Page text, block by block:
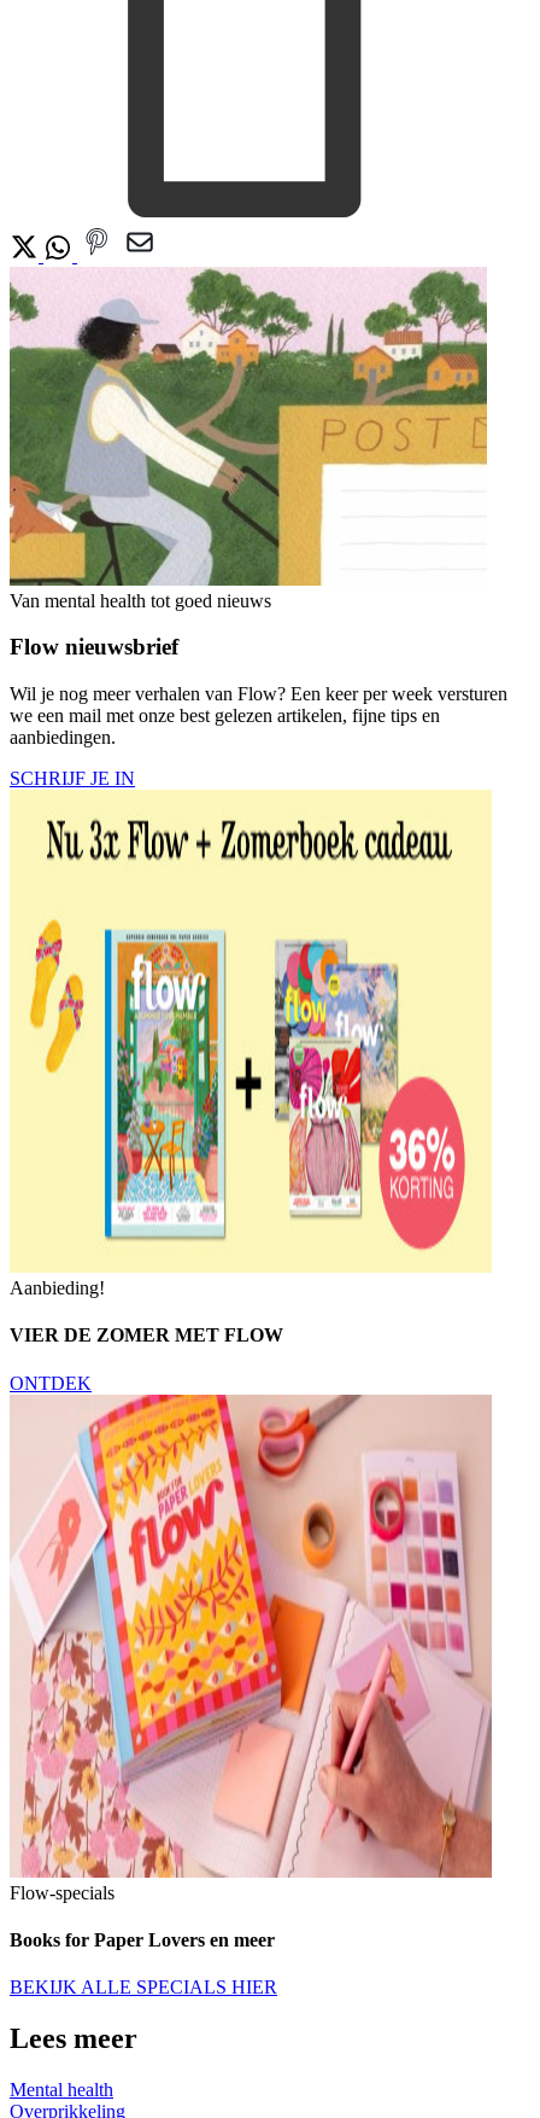
Van mental health tot goed nieuws
Flow nieuwsbrief
Wil je nog meer verhalen van Flow? Een keer per week versturen
we een mail met onze best gelezen artikelen, fijne tips en
aanbiedingen.
SCHRIJF JE IN
Aanbieding!
VIER DE ZOMER MET FLOW
ONTDEK
Flow-specials
Books for Paper Lovers en meer
BEKIJK ALLE SPECIALS HIER
Lees meer
Mental health
Overprikkeling